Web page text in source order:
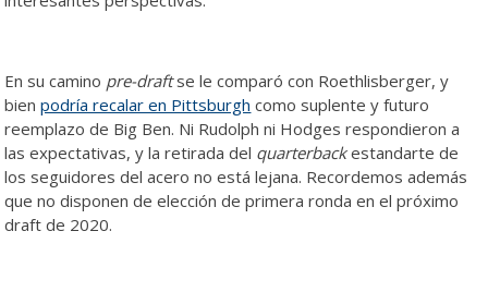
En su camino pre-draftse le comparó con Roethlisberger, y
bienpodría recalar en Pittsburgh como suplente y futuro
reemplazo de Big Ben. Ni Rudolph ni Hodges respondieron a
las expectativas, y la retirada del quarterbackestandarte de
los seguidores del acero no está lejana. Recordemos además
que no disponen de elección de primera ronda en el próximo
draft de 2020.